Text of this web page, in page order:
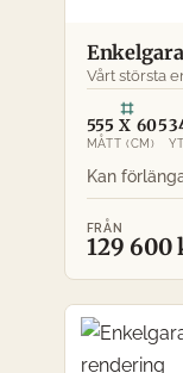
Vårt största
555 X 605
MÅTT (CM)
FRÅN
129 600